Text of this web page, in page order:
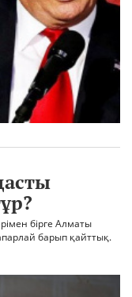
бірге Алматы
барып қайттық.